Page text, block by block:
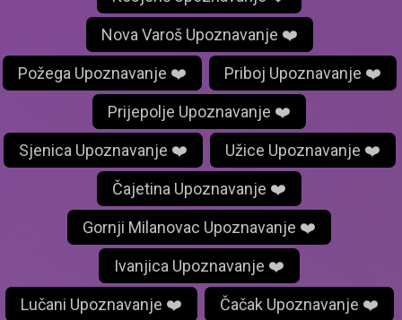
Nova Varoš Upoznavanje ❤️
Požega Upoznavanje ❤️ Priboj Upoznavanje ❤️
Prijepolje Upoznavanje ❤️
Sjenica Upoznavanje ❤️ Užice Upoznavanje ❤️
Čajetina Upoznavanje ❤️
Gornji Milanovac Upoznavanje ❤️
Ivanjica Upoznavanje ❤️
Lučani Upoznavanje ❤️ Čačak Upoznavanje ❤️